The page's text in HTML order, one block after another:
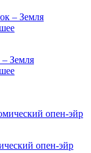
Земля
опен-эйр